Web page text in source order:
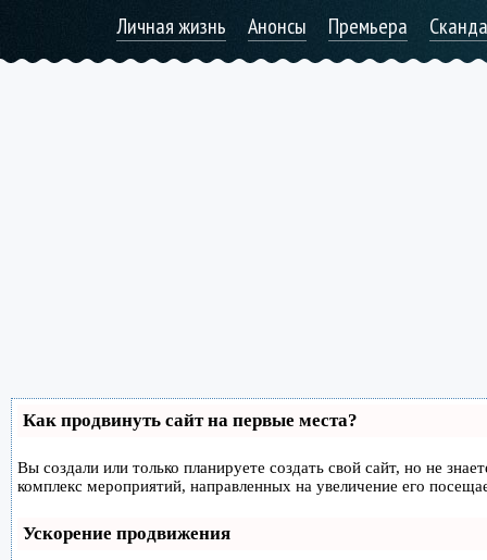
Личная жизнь Анонсы Премьера
Как продвинуть сайт на первые места?
Вы создали или только планируете создать свой сайт, но не
комплекс мероприятий, направленных на увеличение его
Ускорение продвижения